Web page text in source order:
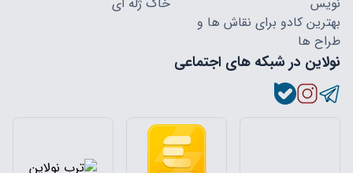
بهترین کادو برای نقاش ها و
طراح ها
نولاین در شبکه های اجتماعی